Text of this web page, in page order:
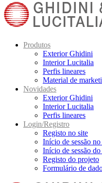
Produtos
Exterior Ghidini
Interior Lucitalia
Perfis lineares
Material de
Novidades
Exterior Ghidini
Interior Lucitalia
Perfis lineares
Login/Registro
Registo no site
Início de sessão no
Início de sessão
Registo do projeto
Formulário de